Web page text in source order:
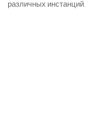
различных инстанций.